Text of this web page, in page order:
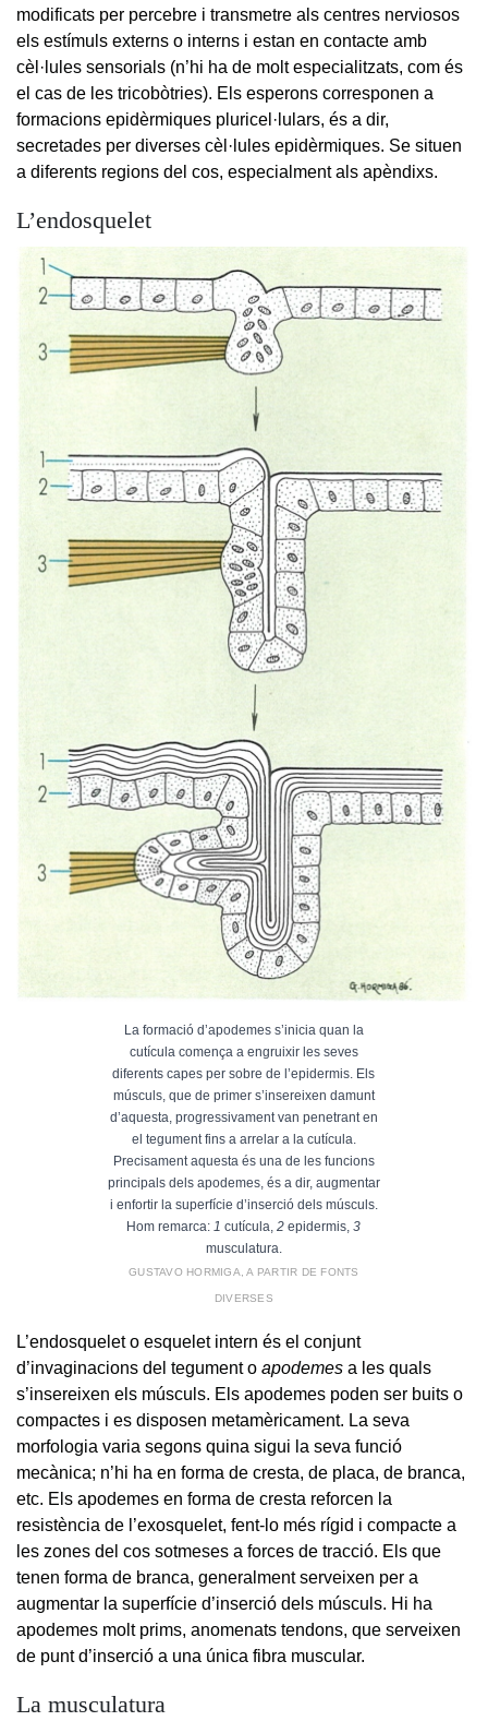
modificats per percebre i transmetre als centres nerviosos
els estímuls externs o interns i estan en contacte amb
cèl·lules sensorials (n’hi ha de molt especialitzats, com és
el cas de les tricobòtries). Els esperons corresponen a
formacions epidèrmiques pluricel·lulars, és a dir,
secretades per diverses cèl·lules epidèrmiques. Se situen
a diferents regions del cos, especialment als apèndixs.
L’endosquelet
La formació d’apodemes s’inicia quan la
cutícula comença a engruixir les seves
diferents capes per sobre de l’epidermis. Els
músculs, que de primer s’insereixen damunt
d’aquesta, progressivament van penetrant en
el tegument fins a arrelar a la cutícula.
Precisament aquesta és una de les funcions
principals dels apodemes, és a dir, augmentar
i enfortir la superfície d’inserció dels músculs.
Hom remarca:1 cutícula,2 epidermis,3
musculatura.
GUSTAVO HORMIGA, A PARTIR DE FONTS
DIVERSES
L’endosquelet o esquelet intern és el conjunt
d’invaginacions del tegument o apodemes a les quals
s’insereixen els músculs. Els apodemes poden ser buits o
compactes i es disposen metamèricament. La seva
morfologia varia segons quina sigui la seva funció
mecànica; n’hi ha en forma de cresta, de placa, de branca,
etc. Els apodemes en forma de cresta reforcen la
resistència de l’exosquelet, fent-lo més rígid i compacte a
les zones del cos sotmeses a forces de tracció. Els que
tenen forma de branca, generalment serveixen per a
augmentar la superfície d’inserció dels músculs. Hi ha
apodemes molt prims, anomenats tendons, que serveixen
de punt d’inserció a una única fibra muscular.
La musculatura